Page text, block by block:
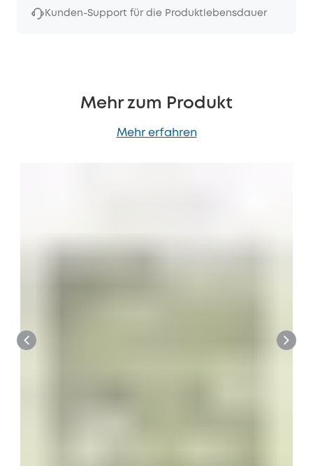
Kunden-Support für die Produktlebensdauer
Mehr zum Produkt
Mehr erfahren